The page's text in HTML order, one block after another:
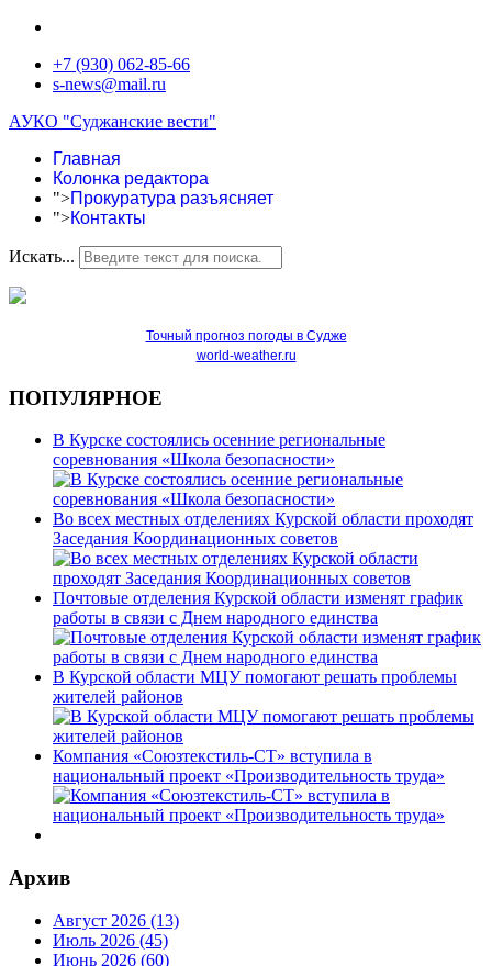
+7 (930) 062-85-66
s-news@mail.ru
АУКО "Суджанские вести"
Главная
Колонка редактора
">Прокуратура разъясняет
">Контакты
Искать...
Точный прогноз погоды в Судже
world-weather.ru
ПОПУЛЯРНОЕ
В Курске состоялись осенние региональные
соревнования «Школа безопасности»
Во всех местных отделениях Курской области проходят
Заседания Координационных советов
Почтовые отделения Курской области изменят график
работы в связи с Днем народного единства
В Курской области МЦУ помогают решать проблемы
жителей районов
Компания «Союзтекстиль-СТ» вступила в
национальный проект «Производительность труда»
Архив
Август 2026 (13)
Июль 2026 (45)
Июнь 2026 (60)